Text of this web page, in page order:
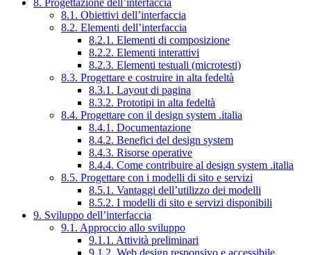
8. Progettazione dell’interfaccia
8.1. Obiettivi dell’interfaccia
8.2. Elementi dell’interfaccia
8.2.1. Elementi di composizione
8.2.2. Elementi interattivi
8.2.3. Elementi testuali (microtesti)
8.3. Progettare e costruire in alta fedeltà
8.3.1. Layout di pagina
8.3.2. Prototipi in alta fedeltà
8.4. Progettare con il design system .italia
8.4.1. Documentazione
8.4.2. Benefici del design system
8.4.3. Risorse operative
8.4.4. Come contribuire al design system .italia
8.5. Progettare con i modelli di sito e servizi
8.5.1. Vantaggi dell’utilizzo dei modelli
8.5.2. I modelli di sito e servizi disponibili
9. Sviluppo dell’interfaccia
9.1. Approccio allo sviluppo
9.1.1. Attività preliminari
9.1.2. Web design responsivo e accessibile